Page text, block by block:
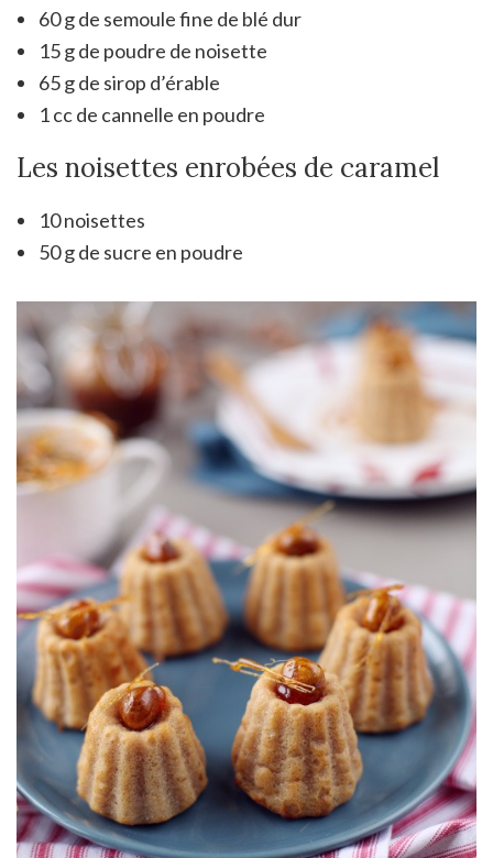
60 g de semoule fine de blé dur
15 g de poudre de noisette
65 g de sirop d’érable
1 cc de cannelle en poudre
Les noisettes enrobées de caramel
10 noisettes
50 g de sucre en poudre